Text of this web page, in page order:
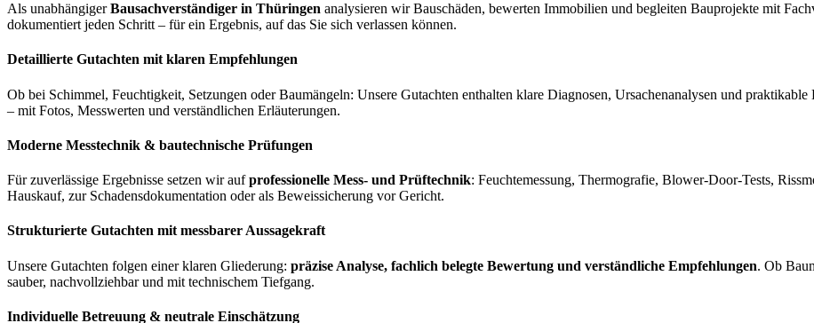
Als unabhängigerBausachverständiger in Thüringen analysieren wir Bauschäden, bewerten Immobilien und begleiten Bauprojekte mit
dokumentiert jeden Schritt – für ein Ergebnis, auf das Sie sich verlassen können.
Detaillierte Gutachten mit klaren Empfehlungen
Ob bei Schimmel, Feuchtigkeit, Setzungen oder Baumängeln: Unsere Gutachten enthalten klare Diagnosen, Ursachenanalysen und
– mit Fotos, Messwerten und verständlichen Erläuterungen.
Moderne Messtechnik & bautechnische Prüfungen
Für zuverlässige Ergebnisse setzen wir aufprofessionelle Mess- und Prüftechnik: Feuchtemessung, Thermografie, Blower-Door-Tests,
Hauskauf, zur Schadensdokumentation oder als Beweissicherung vor Gericht.
Strukturierte Gutachten mit messbarer Aussagekraft
Unsere Gutachten folgen einer klaren Gliederung: präzise Analyse, fachlich belegte Bewertung und verständliche Empfehlungen. Ob
sauber, nachvollziehbar und mit technischem Tiefgang.
Individuelle Betreuung & neutrale Einschätzung